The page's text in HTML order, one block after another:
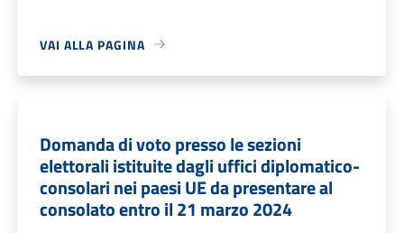
VAI ALLA PAGINA
Domanda di voto presso le sezioni
elettorali istituite dagli uffici diplomatico-
consolari nei paesi UE da presentare al
consolato entro il 21 marzo 2024